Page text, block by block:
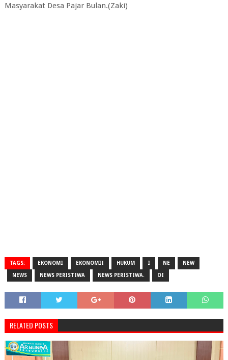
Masyarakat Desa Pajar Bulan.(Zaki)
TAGS: EKONOMI EKONOMII HUKUM I NE NEW
NEWS NEWS PERISTIWA NEWS PERISTIWA. OI
RELATED POSTS